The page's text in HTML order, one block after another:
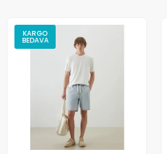
KARGO
BEDAVA